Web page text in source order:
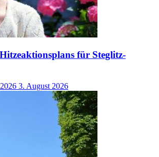
für Steglitz-
3. August 2026